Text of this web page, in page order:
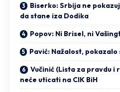
Biserko: Srbija ne
da stane iza Dodika
Popov: Ni Brisel, ni
Pavić: Nažalost, pokazalo
Vučinić (Lista za pravdu i
neće uticati na CIK BiH